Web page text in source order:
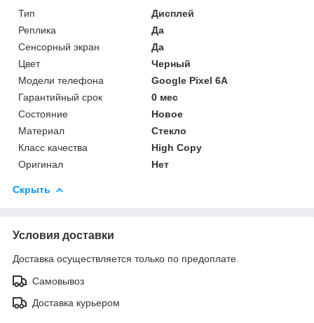
Тип
Дисплей
Реплика
Да
Сенсорный экран
Да
Цвет
Черный
Модели телефона
Google Pixel 6A
Гарантийный срок
0 мес
Состояние
Новое
Материал
Стекло
Класс качества
High Copy
Оригинал
Нет
Скрыть
Условия доставки
Доставка осуществляется только по предоплате.
Самовывоз
Доставка курьером